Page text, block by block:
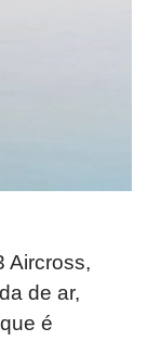
Aircross,
de ar,
é